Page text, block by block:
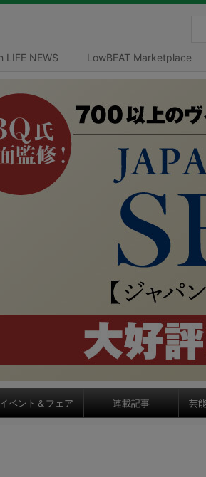
LIFE NEWS LowBEAT Marketplace
イベント＆フェア 連載記事 芸